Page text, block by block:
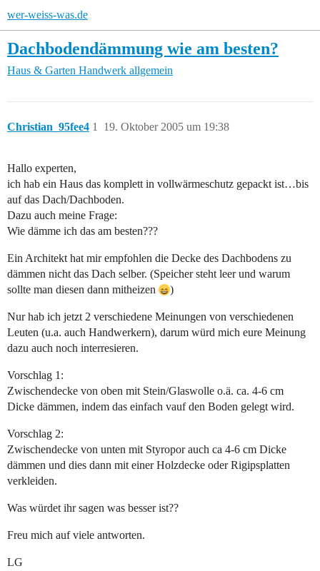
wer-weiss-was.de
Dachbodendämmung wie am besten?
Haus & Garten Handwerk allgemein
Christian_95fee4 19. Oktober 2005 um 19:38
1
Hallo experten,
ich hab ein Haus das komplett in vollwärmeschutz gepackt ist…bis
auf das Dach/Dachboden.
Dazu auch meine Frage:
Wie dämme ich das am besten???
Ein Architekt hat mir empfohlen die Decke des Dachbodens zu
dämmen nicht das Dach selber. (Speicher steht leer und warum
sollte man diesen dann mitheizen
)
Nur hab ich jetzt 2 verschiedene Meinungen von verschiedenen
Leuten (u.a. auch Handwerkern), darum würd mich eure Meinung
dazu auch noch interresieren.
Vorschlag 1:
Zwischendecke von oben mit Stein/Glaswolle o.ä. ca. 4-6 cm
Dicke dämmen, indem das einfach vauf den Boden gelegt wird.
Vorschlag 2:
Zwischendecke von unten mit Styropor auch ca 4-6 cm Dicke
dämmen und dies dann mit einer Holzdecke oder Rigipsplatten
verkleiden.
Was würdet ihr sagen was besser ist??
Freu mich auf viele antworten.
LG